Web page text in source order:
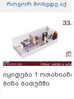
როგორ მოხვდე აქ
იყიდება 1 ოთახიანი
ბინა ბათუმში